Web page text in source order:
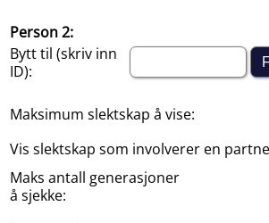
Person 2:
Bytt til (skriv inn
ID):
Maksimum slektskap å vise:
Vis slektskap som involverer en
Maks antall generasjoner
å sjekke: